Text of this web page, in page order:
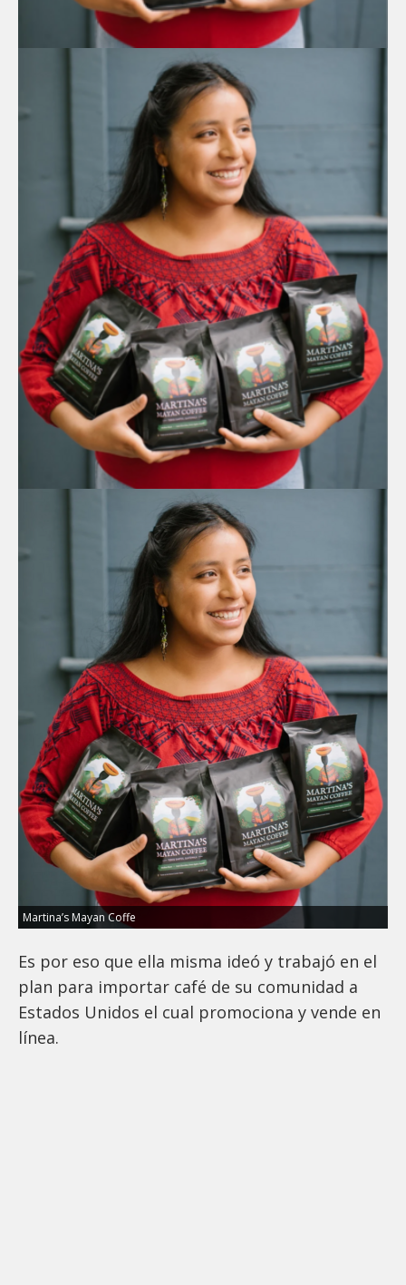
Martina’s Mayan Coffe
Es por eso que ella misma ideó y trabajó en el
plan para importar café de su comunidad a
Estados Unidos el cual promociona y vende en
línea.